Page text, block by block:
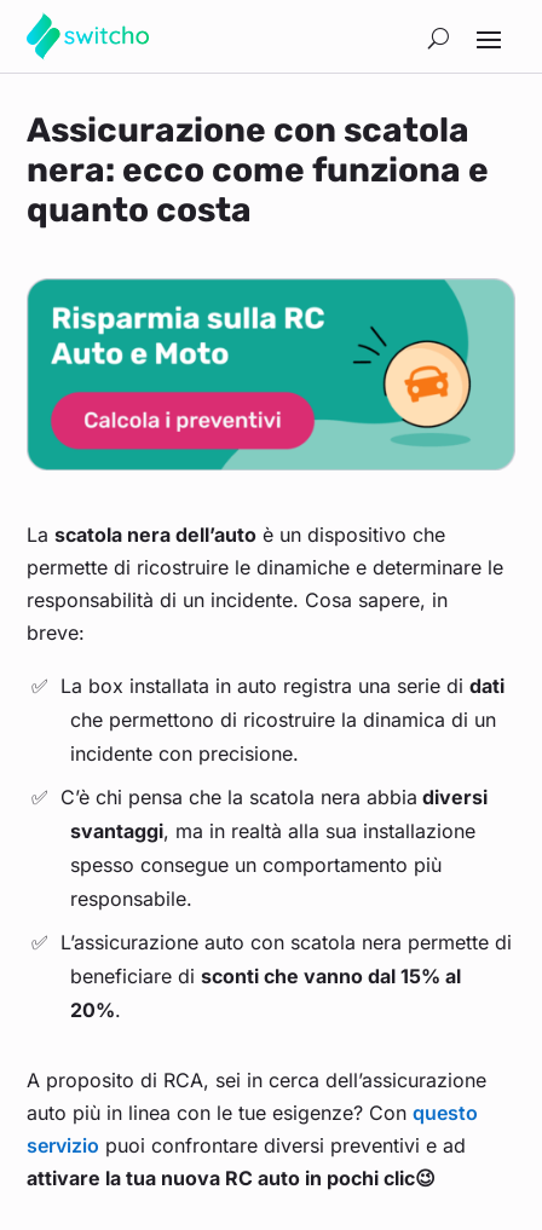
Assicurazione con scatola
nera: ecco come funziona e
quanto costa
Lascatola nera dell’auto è un dispositivo che
permette di ricostruire le dinamiche e determinare le
responsabilità di un incidente. Cosa sapere, in
breve:
La box installata in auto registra una serie di dati
che permettono di ricostruire la dinamica di un
incidente con precisione.
C’è chi pensa che la scatola nera abbia diversi
svantaggi, ma in realtà alla sua installazione
spesso consegue un comportamento più
responsabile.
L’assicurazione auto con scatola nera permette di
beneficiare disconti che vanno dal 15% al
20%.
A proposito di RCA, sei in cerca dell’assicurazione
auto più in linea con le tue esigenze? Conquesto
servizio puoi confrontare diversi preventivi e ad
attivare la tua nuova RC auto in pochi clic😉